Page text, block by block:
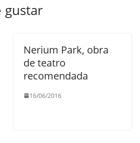
gustar
Nerium Park, obra
de teatro
recomendada
16/06/2016